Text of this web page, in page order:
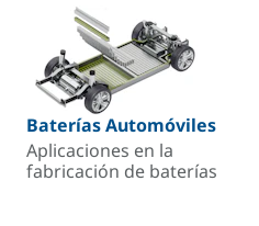
Baterías Automóviles
Aplicaciones en la
fabricación de baterías